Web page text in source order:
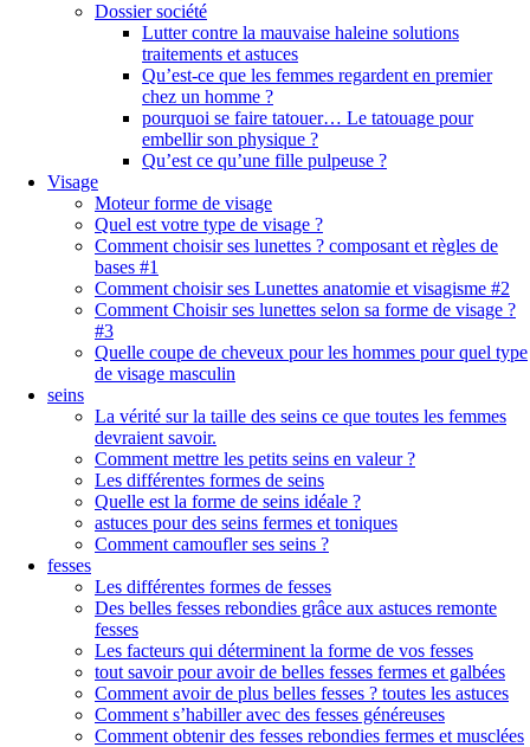
Dossier société
Lutter contre la mauvaise haleine solutions
traitements et astuces
Qu’est-ce que les femmes regardent en premier
chez un homme ?
pourquoi se faire tatouer… Le tatouage pour
embellir son physique ?
Qu’est ce qu’une fille pulpeuse ?
Visage
Moteur forme de visage
Quel est votre type de visage ?
Comment choisir ses lunettes ? composant et règles de
bases #1
Comment choisir ses Lunettes anatomie et visagisme #2
Comment Choisir ses lunettes selon sa forme de visage ?
#3
Quelle coupe de cheveux pour les hommes pour quel type
de visage masculin
seins
La vérité sur la taille des seins ce que toutes les femmes
devraient savoir.
Comment mettre les petits seins en valeur ?
Les différentes formes de seins
Quelle est la forme de seins idéale ?
astuces pour des seins fermes et toniques
Comment camoufler ses seins ?
fesses
Les différentes formes de fesses
Des belles fesses rebondies grâce aux astuces remonte
fesses
Les facteurs qui déterminent la forme de vos fesses
tout savoir pour avoir de belles fesses fermes et galbées
Comment avoir de plus belles fesses ? toutes les astuces
Comment s’habiller avec des fesses généreuses
Comment obtenir des fesses rebondies fermes et musclées